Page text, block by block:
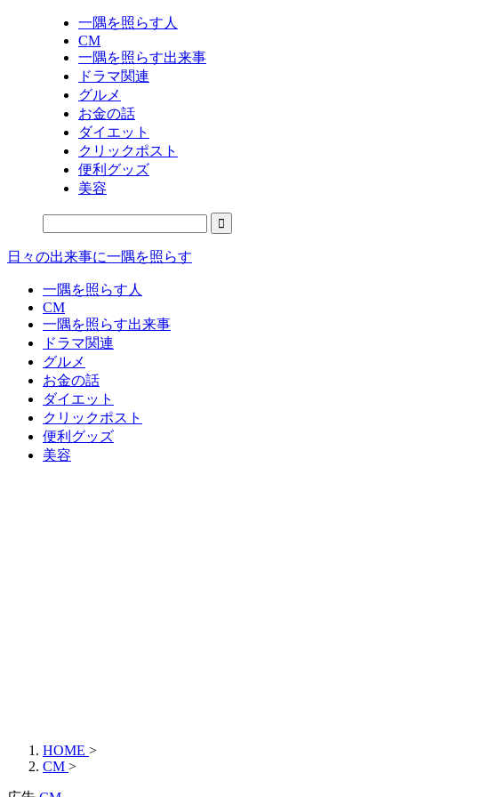
一隅を照らす人
CM
一隅を照らす出来事
ドラマ関連
グルメ
お金の話
ダイエット
クリックポスト
便利グッズ
美容
日々の出来事に一隅を照らす
一隅を照らす人
CM
一隅を照らす出来事
ドラマ関連
グルメ
お金の話
ダイエット
クリックポスト
便利グッズ
美容
HOME >
CM >